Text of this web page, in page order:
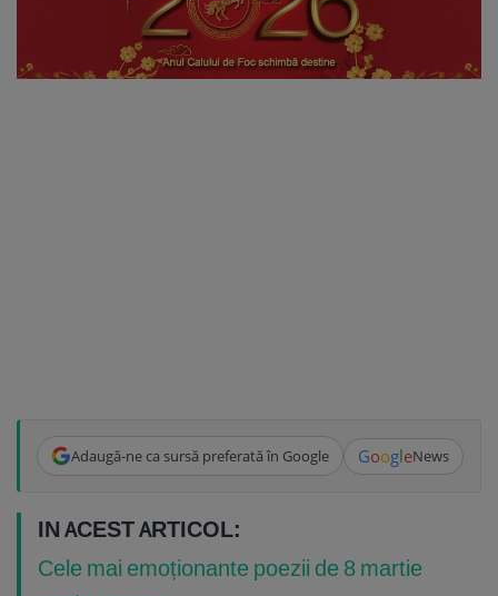
Adaugă-ne ca sursă preferată în Google GoogleNews
IN ACEST ARTICOL:
Cele mai emoționante poezii de 8 martie